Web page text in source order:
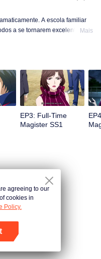
A escola familiar
a se tornarem excelentes
baixo da sociedade, uma irmã
é do mesmo sangue...
Mais
EP3: Full-Time
Magister SS1
agreeing to our
cookies in
Policy.